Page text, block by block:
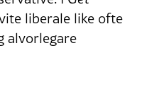
liberale like ofte
alvorlegare